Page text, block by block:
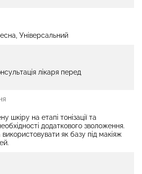
Універсальний
лікаря перед
шкіру на етапі тонізації та
додаткового зволоження.
як базу під макіяж